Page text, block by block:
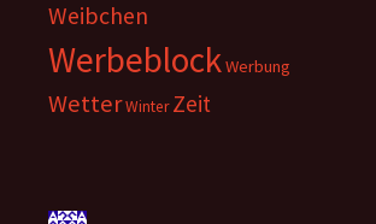
Weibchen
WerbeblockWerbung
WetterWinter Zeit